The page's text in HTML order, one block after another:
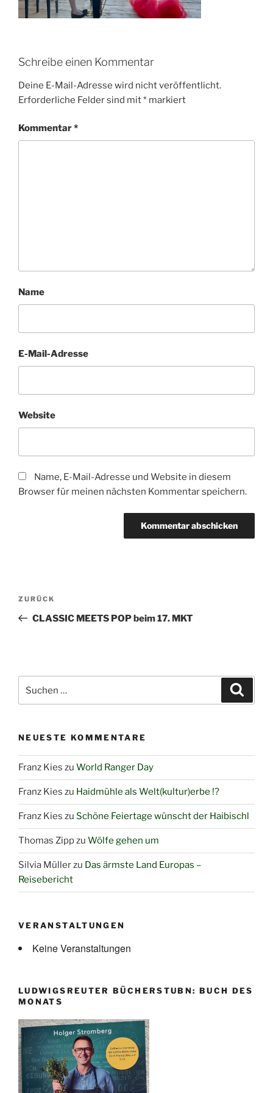
Schreibe einen Kommentar
Deine E-Mail-Adresse wird nicht veröffentlicht.
Erforderliche Felder sind mit* markiert
Kommentar*
Name
E-Mail-Adresse
Website
Name, E-Mail-Adresse und Website in diesem
Browser für meinen nächsten Kommentar speichern.
Beitragsnavigation
Vorheriger
Beitrag
ZURÜCK
CLASSIC MEETS POP beim 17. MKT
nach:
NEUESTE KOMMENTARE
Franz Kies zu World Ranger Day
Franz Kies zu Haidmühle als Welt(kultur)erbe !?
Franz Kies zu Schöne Feiertage wünscht der Haibischl
Thomas Zippzu Wölfe gehen um
Silvia Müllerzu Das ärmste Land Europas –
Reisebericht
VERANSTALTUNGEN
Keine Veranstaltungen
LUDWIGSREUTER BÜCHERSTUBN: BUCH DES
MONATS